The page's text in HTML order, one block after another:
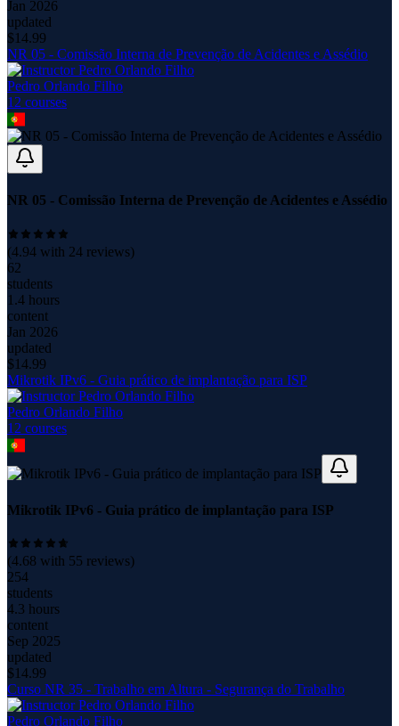
Jan 2026
updated
$14.99
NR 05 - Comissão Interna de Prevenção de Acidentes e Assédio
Pedro Orlando Filho
12 courses
NR 05 - Comissão Interna de Prevenção de Acidentes e Assédio
(4.94 with 24 reviews)
62
students
1.4 hours
content
Jan 2026
updated
$14.99
Mikrotik IPv6 - Guia prático de implantação para ISP
Pedro Orlando Filho
12 courses
Mikrotik IPv6 - Guia prático de implantação para ISP
(4.68 with 55 reviews)
254
students
4.3 hours
content
Sep 2025
updated
$14.99
Curso NR 35 - Trabalho em Altura - Segurança do Trabalho
Pedro Orlando Filho